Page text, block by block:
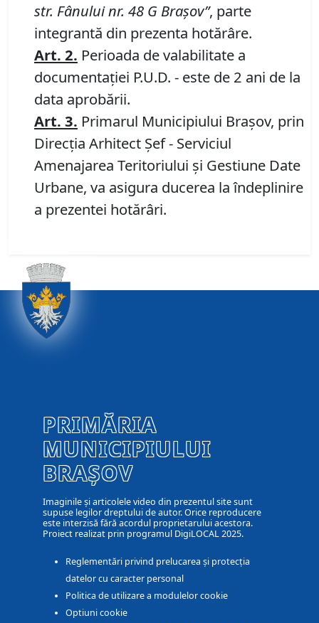
str. Fânului nr. 48 G Braşov”, parte
integrantă din prezenta hotărâre.
Art. 2. Perioada de valabilitate a
documentaţiei P.U.D. - este de 2 ani de la
data aprobării.
Art. 3. Primarul Municipiului Braşov, prin
Direcţia Arhitect Şef - Serviciul
Amenajarea Teritoriului şi Gestiune Date
Urbane, va asigura ducerea la îndeplinire
a prezentei hotărâri.
PRIMĂRIA
MUNICIPIULUI
BRAȘOV
Imaginile și articolele video din prezentul site sunt
supuse legilor dreptului de autor. Orice reproducere
este interzisă fără acordul proprietarului acestora.
Proiect realizat prin programul DigiLOCAL 2025.
Reglementări privind prelucarea și protecția
datelor cu caracter personal
Politica de utilizare a modulelor cookie
Optiuni cookie